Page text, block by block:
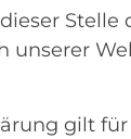
unserer
gilt